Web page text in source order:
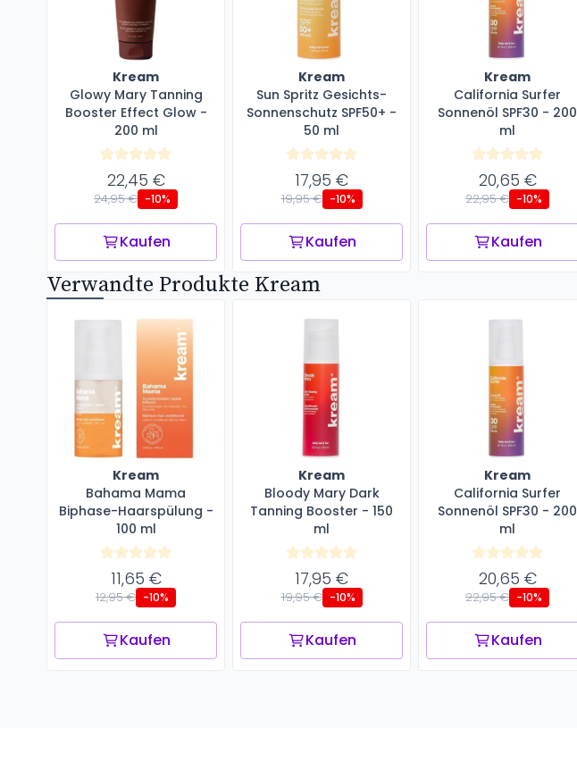
Kream
Glowy Mary Tanning
Booster Effect Glow -
200 ml
22,45 €
24,95 € -10%
Kaufen
Kream
Sun Spritz Gesichts-
Sonnenschutz SPF50+ -
50 ml
17,95 €
19,95 € -10%
Kaufen
Kream
California Surfer
Sonnenöl SPF30 - 200
ml
20,65 €
22,95 € -10%
Kaufen
Verwandte Produkte Kream
Kream
Bahama Mama
Biphase-Haarspülung -
100 ml
11,65 €
12,95 € -10%
Kaufen
Kream
Bloody Mary Dark
Tanning Booster - 150
ml
17,95 €
19,95 € -10%
Kaufen
Kream
California Surfer
Sonnenöl SPF30 - 200
ml
20,65 €
22,95 € -10%
Kaufen